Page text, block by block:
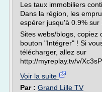
Les taux immobiliers
Dans la région, les
espérer jusqu'à 0.9% sur
Sites webs/blogs, copiez
bouton "Intégrer" ! Si
télécharger, allez sur
http://myreplay.tv/v/
Voir la suite
Par : Grand Lille TV